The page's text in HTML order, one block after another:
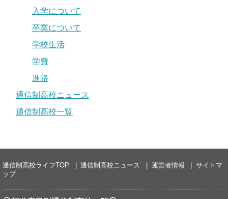
入学について
卒業について
学校生活
学費
進路
通信制高校ニュース
通信制高校一覧
通信制高校ライフTOP 通信制高校ニュース 運営者情報
サイトマ
ップ